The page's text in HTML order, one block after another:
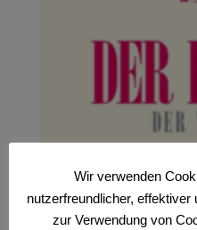
Wir verwenden
nutzerfreundlicher,
zur Verwendung von